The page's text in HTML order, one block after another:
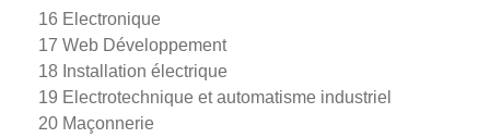
16 Electronique
17 Web Développement
18 Installation électrique
19 Electrotechnique et automatisme industriel
20 Maçonnerie